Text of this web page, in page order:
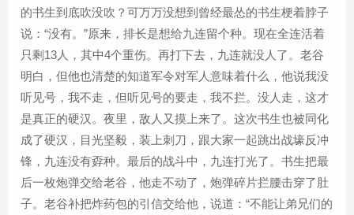
的书生到底吹没吹？可万万没想到曾经最怂的书生梗着脖子
说：“没有。”原来，排长是想给九连留个种。现在全连活着
只剩13人，其中4个重伤。再打下去，九连就没人了。老谷
明白，但他也清楚的知道军令对军人意味着什么，他说我没
听见号，我不走，但听见号的要走，我不拦。没人走，这才
是真正的硬汉。夜里，敌人又摸上来了。这次书生也被同化
成了硬汉，目光坚毅，装上刺刀，跟大家一起跳出战壕反冲
锋，九连没有孬种。最后的战斗中，九连打光了。书生把最
后一枚炮弹交给老谷，他走不动了，炮弹碎片拦腰击穿了肚
子。老谷补把炸药包的引信交给他，说道：“不能让弟兄们的